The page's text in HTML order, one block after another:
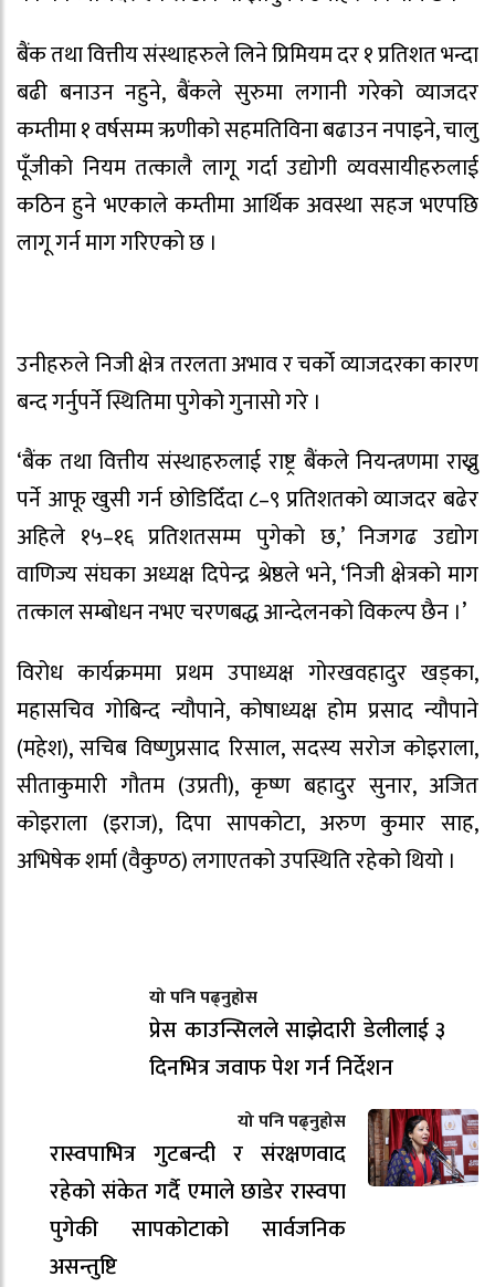
बैंक तथा वित्तीय संस्थाहरुले लिने प्रिमियम दर १ प्रतिशत भन्दा
बढी बनाउन नहुने, बैंकले सुरुमा लगानी गरेको व्याजदर
कम्तीमा १ वर्षसम्म ऋणीको सहमतिविना बढाउन नपाइने, चालु
पूँजीको नियम तत्कालै लागू गर्दा उद्योगी व्यवसायीहरुलाई
कठिन हुने भएकाले कम्तीमा आर्थिक अवस्था सहज भएपछि
लागू गर्न माग गरिएको छ ।
उनीहरुले निजी क्षेत्र तरलता अभाव र चर्को व्याजदरका कारण
बन्द गर्नुपर्ने स्थितिमा पुगेको गुनासो गरे ।
‘बैंक तथा वित्तीय संस्थाहरुलाई राष्ट्र बैंकले नियन्त्रणमा राख्नु
पर्ने आफू खुसी गर्न छोडिदिँदा ८–९ प्रतिशतको व्याजदर बढेर
अहिले १५–१६ प्रतिशतसम्म पुगेको छ,’ निजगढ उद्योग
वाणिज्य संघका अध्यक्ष दिपेन्द्र श्रेष्ठले भने, ‘निजी क्षेत्रको माग
तत्काल सम्बोधन नभए चरणबद्ध आन्देलनको विकल्प छैन ।’
विरोध कार्यक्रममा प्रथम उपाध्यक्ष गोरखवहादुर खड्का,
महासचिव गोबिन्द न्यौपाने, कोषाध्यक्ष होम प्रसाद न्यौपाने
(महेश), सचिब विष्णुप्रसाद रिसाल, सदस्य सरोज कोइराला,
सीताकुमारी गौतम (उप्रती), कृष्ण बहादुर सुनार, अजित
कोइराला (इराज), दिपा सापकोटा, अरुण कुमार साह,
अभिषेक शर्मा (वैकुण्ठ) लगाएतको उपस्थिति रहेको थियो ।
यो पनि पढ्नुहोस
प्रेस काउन्सिलले साझेदारी डेलीलाई ३
दिनभित्र जवाफ पेश गर्न निर्देशन
यो पनि पढ्नुहोस
रास्वपाभित्र गुटबन्दी र संरक्षणवाद
रहेको संकेत गर्दै एमाले छाडेर रास्वपा
पुगेकी सापकोटाको सार्वजनिक
असन्तुष्टि